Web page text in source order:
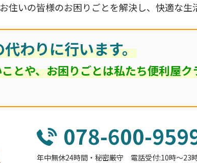
住いの皆様のお困りごとを解決し、快適な
わりに行います。
とや、お困りごとは私たち便利屋
078-600-
年中無休24時間・秘密厳守 電話受付:10時～23